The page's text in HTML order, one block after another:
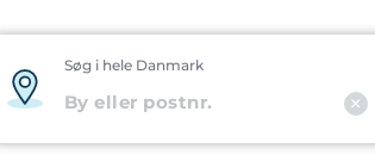
Søg i hele Danmark